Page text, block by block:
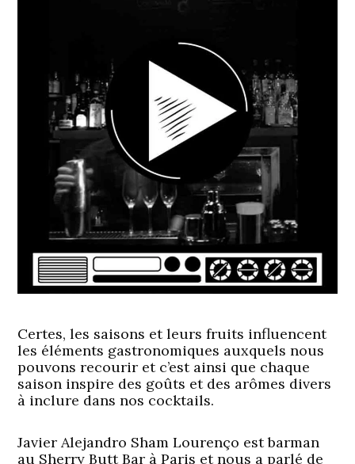
Certes, les saisons et leurs fruits influencent
les éléments gastronomiques auxquels nous
pouvons recourir et c’est ainsi que chaque
saison inspire des goûts et des arômes divers
à inclure dans nos cocktails.
Javier Alejandro Sham Lourenço est barman
au Sherry Butt Bar à Paris et nous a parlé de